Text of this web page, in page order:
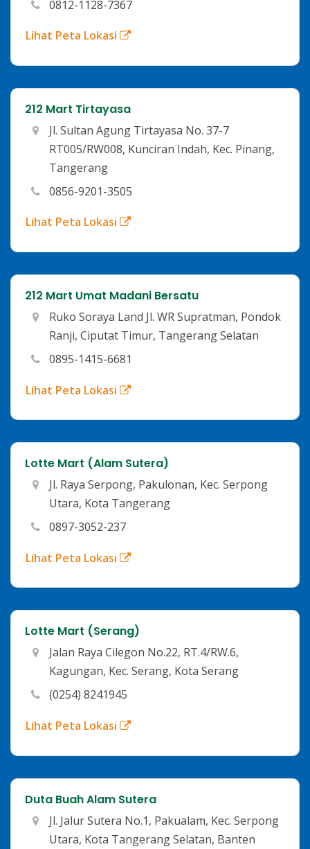
0812-1128-7367
Lihat Peta Lokasi
212 Mart Tirtayasa
Jl. Sultan Agung Tirtayasa No. 37-7
RT005/RW008, Kunciran Indah, Kec. Pinang,
Tangerang
0856-9201-3505
Lihat Peta Lokasi
212 Mart Umat Madani Bersatu
Ruko Soraya Land Jl. WR Supratman, Pondok
Ranji, Ciputat Timur, Tangerang Selatan
0895-1415-6681
Lihat Peta Lokasi
Lotte Mart (Alam Sutera)
Jl. Raya Serpong, Pakulonan, Kec. Serpong
Utara, Kota Tangerang
0897-3052-237
Lihat Peta Lokasi
Lotte Mart (Serang)
Jalan Raya Cilegon No.22, RT.4/RW.6,
Kagungan, Kec. Serang, Kota Serang
(0254) 8241945
Lihat Peta Lokasi
Duta Buah Alam Sutera
Jl. Jalur Sutera No.1, Pakualam, Kec. Serpong
Utara, Kota Tangerang Selatan, Banten